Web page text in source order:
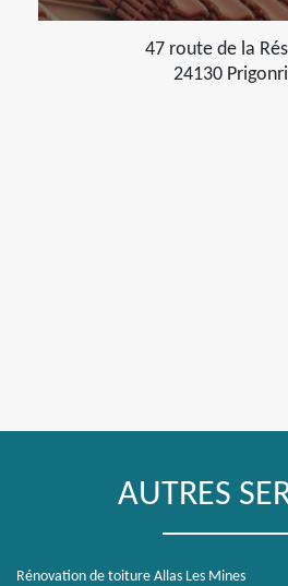
47 route de la
24130
AUTRES
Rénovation de toiture Allas Les Mines